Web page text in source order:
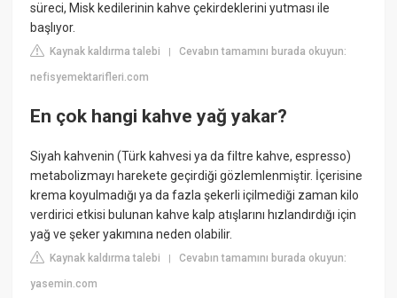
süreci, Misk kedilerinin kahve çekirdeklerini yutması ile
başlıyor.
Kaynak kaldırma talebi |Cevabın tamamını burada okuyun:
nefisyemektarifleri.com
En çok hangi kahve yağ yakar?
Siyah kahvenin (Türk kahvesi ya da filtre kahve, espresso)
metabolizmayı harekete geçirdiği gözlemlenmiştir. İçerisine
krema koyulmadığı ya da fazla şekerli içilmediği zaman kilo
verdirici etkisi bulunan kahve kalp atışlarını hızlandırdığı için
yağ ve şeker yakımına neden olabilir.
Kaynak kaldırma talebi |Cevabın tamamını burada okuyun:
yasemin.com